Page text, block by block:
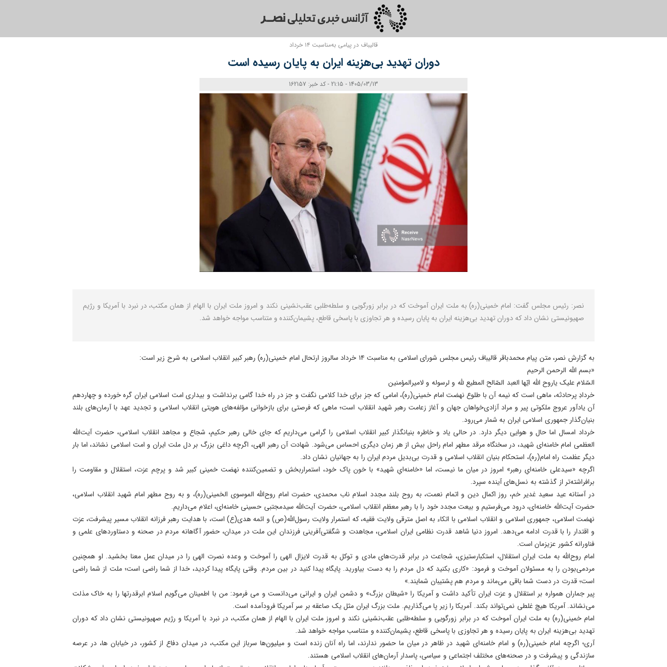
قالیباف در پیامی به‌مناسبت ۱۴ خرداد
دوران تهدید بی‌هزینه ایران به پایان رسیده است
1405/03/13 - 21:15 - کد خبر: 162157
نصر: رئیس مجلس گفت: امام خمینی(ره) به ملت ایران آموخت که در برابر زورگویی و سلطه‌طلبی عقب‌نشینی نکند و امروز ملت ایران با الهام از همان مکتب، در نبرد با آمریکا و رژیم
صهیونیستی نشان داد که دوران تهدید بی‌هزینه ایران به پایان رسیده و هر تجاوزی با پاسخی قاطع، پشیمان‌کننده و متناسب مواجه خواهد شد.
به گزارش نصر، متن پیام محمدباقر قالیباف رئیس مجلس شورای اسلامی به مناسبت ۱۴ خرداد سالروز ارتحال امام خمینی(ره) رهبر کبیر انقلاب اسلامی به شرح زیر است:
«بسم الله الرحمن الرحیم
السّلام علیک یاروح الله ایّها العبد الصّالح المطیع ‌للَّه و لرسوله و لامیرالمؤمنین
خردادِ پرحادثه، ماهی است که نیمه آن با طلوع نهضت امام خمینی(ره)، امامی که جز برای خدا کلامی نگفت و جز در راه خدا گامی برنداشت و بیداری امت اسلامی ایران گره خورده و چهاردهم
آن یادآور عروج ملکوتی پیر و مراد آزادی‌خواهان جهان و آغاز زعامت رهبر شهید انقلاب است؛ ماهی که فرصتی برای بازخوانی مؤلفه‌های هویتی انقلاب اسلامی و تجدید عهد با آرمان‌های بلند
بنیان‌گذار جمهوری اسلامی ایران به شمار می‌رود.
خرداد امسال اما حال و هوایی دیگر دارد. در حالی یاد و خاطره بنیانگذار کبیر انقلاب اسلامی را گرامی می‌داریم که جای خالی رهبر حکیم، شجاع و مجاهد انقلاب اسلامی، حضرت آیت‌الله
العظمی امام خامنه‌ای شهید، در سخنگاه مرقد مطهر امام راحل بیش از هر زمان دیگری احساس می‌شود. شهادت آن رهبر الهی، اگرچه داغی بزرگ بر دل ملت ایران و امت اسلامی نشاند، اما بار
دیگر عظمت راه امام(ره)، استحکام بنیان انقلاب اسلامی و قدرت بی‌بدیل مردم ایران را به جهانیان نشان داد.
اگرچه «سیدعلی خامنه‌ایِ رهبر» امروز در میان ما نیست، اما «خامنه‌ایِ شهید» با خون پاک خود، استمراربخش و تضمین‌کننده نهضت خمینی کبیر شد و پرچم عزت، استقلال و مقاومت را
برافراشته‌تر از گذشته به نسل‌های آینده سپرد.
در آستانه عید سعید غدیر خم، روز اکمال دین و اتمام نعمت، به روح بلند مجدد اسلام ناب محمدی، حضرت امام روح‌الله الموسوی الخمینی(ره)، و به روح مطهر امام شهید انقلاب اسلامی،
حضرت آیت‌الله خامنه‌ای، درود می‌فرستیم و بیعت مجدد خود را با رهبر معظم انقلاب اسلامی، حضرت آیت‌الله سیدمجتبی حسینی خامنه‌ای، اعلام می‌داریم.
نهضت اسلامی، جمهوری اسلامی و انقلاب اسلامی با اتکاء به اصل مترقی ولایت فقیه، که استمرار ولایت رسول‌الله(ص) و ائمه هدی(ع) است، با هدایت رهبر فرزانه انقلاب مسیر پیشرفت، عزت
و اقتدار را با قدرت ادامه می‌دهد. امروز دنیا شاهد قدرت نظامی ایران اسلامی، مجاهدت و شگفتی‌آفرینی فرزندان این ملت در میدان، حضور آگاهانه مردم در صحنه و دستاوردهای علمی و
فناورانه کشور عزیزمان است.
امام روح‌الله به ملت ایران استقلال، استکبارستیزی، شجاعت در برابر قدرت‌های مادی و توکل به قدرت لایزال الهی را آموخت و وعده نصرت الهی را در میدان عمل معنا بخشید. او همچنین
مردمی‌بودن را به مسئولان آموخت و فرمود: «کاری بکنید که دل مردم را به دست بیاورید. پایگاه پیدا کنید در بین مردم. وقتی پایگاه پیدا کردید، خدا از شما راضی است؛ ملت از شما راضی
است؛ قدرت در دست شما باقی می‌ماند و مردم هم پشتیبان شمایند.»
پیر جماران همواره بر استقلال و عزت ایران تأکید داشت و آمریکا را «شیطان بزرگ» و دشمن ایران و ایرانی می‌دانست و می فرمود: من‌ با اطمینان‌ می‌گویم‌ اسلام‌ ابرقدرتها را به‌ خاک‌ مذلت‌
می‌نشاند. آمریکا هیچ‌ غلطی‌ نمی‌تواند بکند. آمریکا را زیر پا می‌گذاریم‌. ملت‌ بزرگ‌ ایران‌ مثل‌ یک‌ صاعقه‌ بر سر آمریکا فرودآمده‌ است‌.
امام خمینی(ره) به ملت ایران آموخت که در برابر زورگویی و سلطه‌طلبی عقب‌نشینی نکند و امروز ملت ایران با الهام از همان مکتب، در نبرد با آمریکا و رژیم صهیونیستی نشان داد که دوران
تهدید بی‌هزینه ایران به پایان رسیده و هر تجاوزی با پاسخی قاطع، پشیمان‌کننده و متناسب مواجه خواهد شد.
آری؛ اگرچه امام خمینی(ره) و امام خامنه‌ای شهید در ظاهر در میان ما حضور ندارند، اما راه آنان زنده است و میلیون‌ها سرباز این مکتب، در میدان دفاع از کشور، در خیابان ها، در عرصه
سازندگی و پیشرفت و در صحنه‌های مختلف اجتماعی و سیاسی، پاسدار آرمان‌های انقلاب اسلامی هستند.